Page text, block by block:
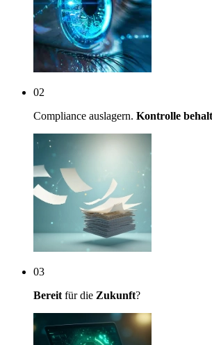
02
Compliance auslagern. Kontrolle
03
Bereit für die Zukunft?